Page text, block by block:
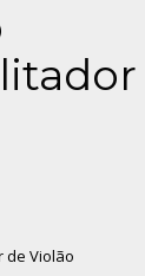
de Violão